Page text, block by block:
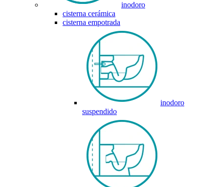
inodoro
cisterna cerámica
cisterna empotrada
inodoro
suspendido